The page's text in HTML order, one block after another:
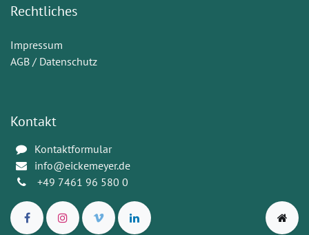
Rechtliches
Impressum
AGB / Datenschutz
Kontakt
Kontaktformular
info@eickemeyer.de
+49 7461 96 580 0